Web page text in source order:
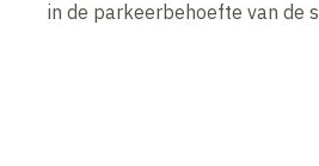
in de parkeerbehoefte van de